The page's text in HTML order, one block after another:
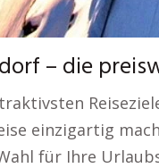
– die
einzigartig
für Ihre